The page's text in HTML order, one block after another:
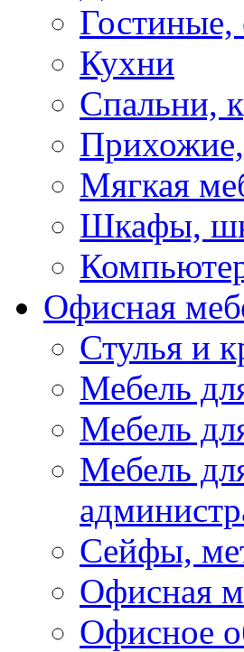
Гостиные,
Кухни
Спальни,
Мягкая
Шкафы,
Офисная
Стулья и
Мебель
Мебель
Мебель
Сейфы,
Офисная
Офисное